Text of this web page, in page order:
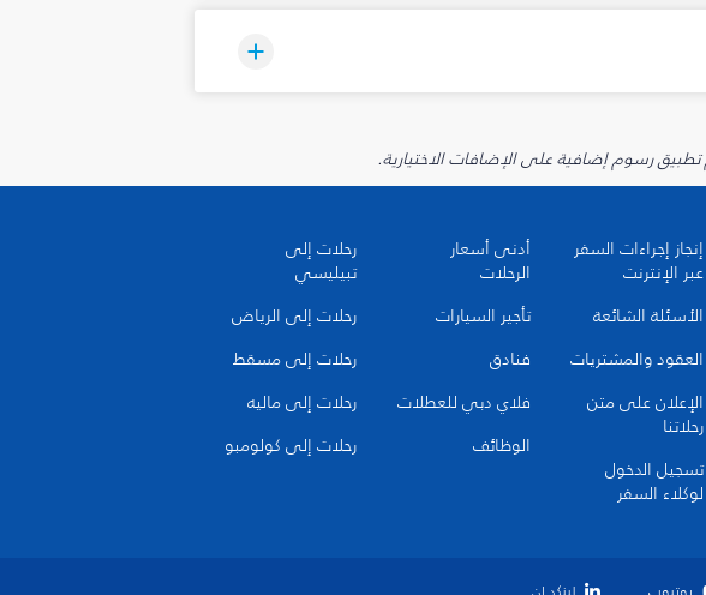
إنجاز إجراءات السفر
عبر الإنترنت
الأسئلة الشائعة
العقود والمشتريات
الإعلان على متن
رحلاتنا
تسجيل الدخول
لوكلاء السفر
أدنى أسعار
الرحلات
تأجير السيارات
فنادق
فلاي دبي للعطلات
الوظائف
رحلات إلى
تبيليسي
رحلات إلى الرياض
رحلات إلى مسقط
رحلات إلى ماليه
رحلات إلى كولومبو